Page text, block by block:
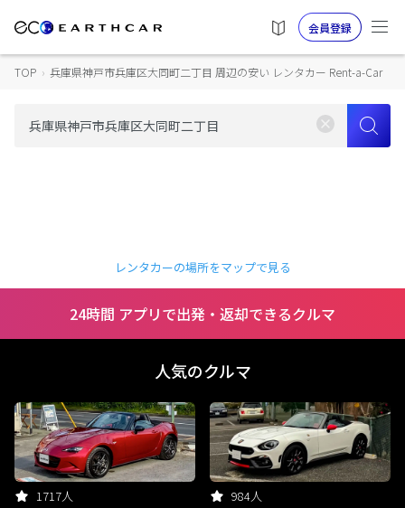
会員登録
TOP › 兵庫県神戸市兵庫区大同町二丁目 周辺の安い レンタカー Rent-a-Car
レンタカーの場所をマップで見る
24時間 アプリで出発・返却できるクルマ
人気のクルマ
1717人 984人